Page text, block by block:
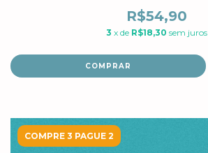
R$54,90
3 x de R$18,30 sem juros
COMPRAR
COMPRE 3 PAGUE 2